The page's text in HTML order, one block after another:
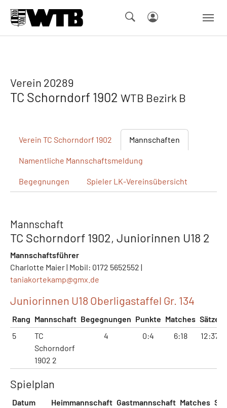
Verein 20289
TC Schorndorf 1902 WTB Bezirk B
Verein TC Schorndorf 1902 Mannschaften
Namentliche Mannschaftsmeldung
Begegnungen Spieler LK-Vereinsübersicht
Mannschaft
TC Schorndorf 1902, Juniorinnen U18 2
Mannschaftsführer
Charlotte Maier | Mobil: 0172 5652552 |
taniakortekamp@gmx.de
Juniorinnen U18 Oberligastaffel Gr. 134
Rang Mannschaft Begegnungen Punkte Matches Sätze
5
TC
Schorndorf
1902 2
4 0:4 6:18 12:37
Spielplan
Datum Heimmannschaft Gastmannschaft Matches